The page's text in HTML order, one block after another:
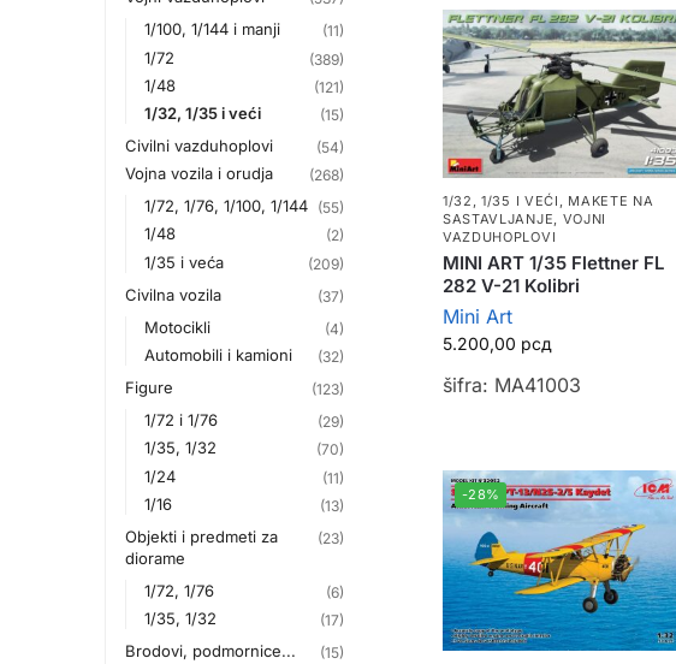
1/32, 1/35 I VEĆI
MAKETE NA
SASTAVLJANJE
VOJNI
VAZDUHOPLOVI
MINI ART 1/35 Flettner FL
282 V-21 Kolibri
Mini Art
5.200,00 рсд
šifra: MA41003
-28%
1/100, 1/144 i manji (11)
1/72 (389)
1/48 (121)
1/32, 1/35 i veći (15)
Civilni vazduhoplovi (54)
Vojna vozila i orudja (268)
1/72, 1/76, 1/100, 1/144 (55)
1/48 (2)
1/35 i veća (209)
Civilna vozila (37)
Motocikli (4)
Automobili i kamioni (32)
Figure (123)
1/72 i 1/76 (29)
1/35, 1/32 (70)
1/24 (11)
1/16 (13)
Objekti i predmeti za
diorame
(23)
1/72, 1/76 (6)
1/35, 1/32 (17)
Brodovi, podmornice... (15)